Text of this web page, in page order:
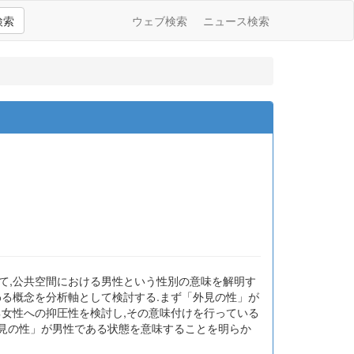
索 ウェブ検索 ニュース検索
,公共空間における男性という性別の意味を解明す
概念を分析軸として検討する.まず「外見の性」が
性への抑圧性を検討し,その意味付けを行っている
性」が男性である状態を意味することを明らか